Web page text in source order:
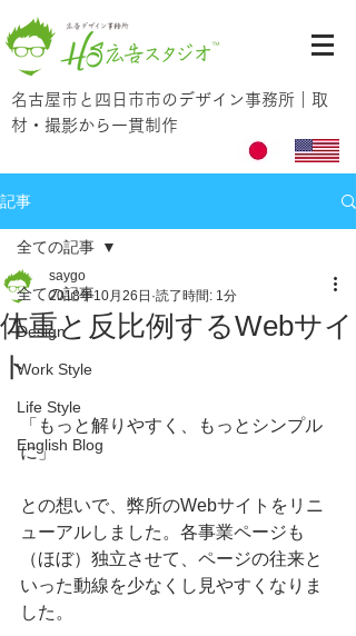
名古屋市と四日市市のデザイン事務所｜取
材・撮影から一貫制作
記事
全ての記事
Design
Work Style
Life Style
English Blog
全ての記事
体重と反比例するWebサイ
ト
saygo
2018年10月26日 読了時間: 1分
「もっと解りやすく、もっとシンプル
に」
との想いで、弊所のWebサイトをリニ
ューアルしました。各事業ページも
（ほぼ）独立させて、ページの往来と
いった動線を少なくし見やすくなりま
した。